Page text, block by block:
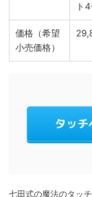
ト
価格（希望
小売価格）
タッ
七田式の魔法のタッ